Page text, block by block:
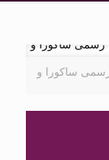
رسمی ساکورا و